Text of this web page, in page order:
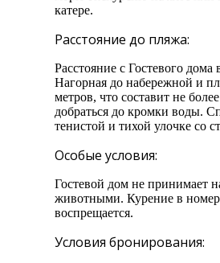
катере.
Расстояние до пляжа:
Расстояние с Гостевого
Нагорная до набережной и
метров, что составит не
добраться до кромки воды.
тенистой и тихой улочке со
Особые условия:
Гостевой дом не принимает
животными. Курение в
воспрещается.
Условия бронирования: